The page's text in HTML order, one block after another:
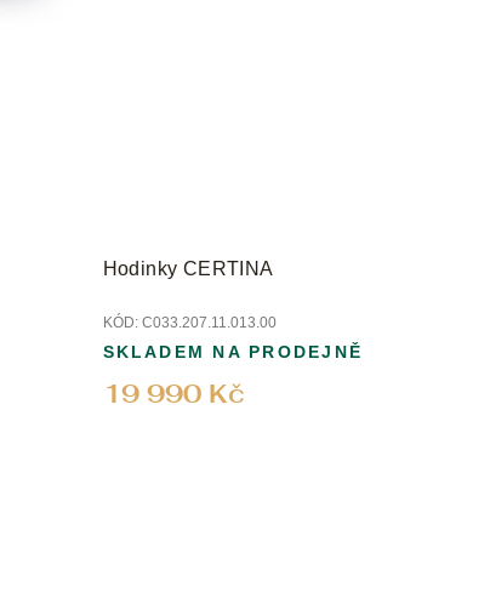
Hodinky CERTINA
KÓD: C033.207.11.013.00
19 990 Kč
SKLADEM NA PRODEJNĚ